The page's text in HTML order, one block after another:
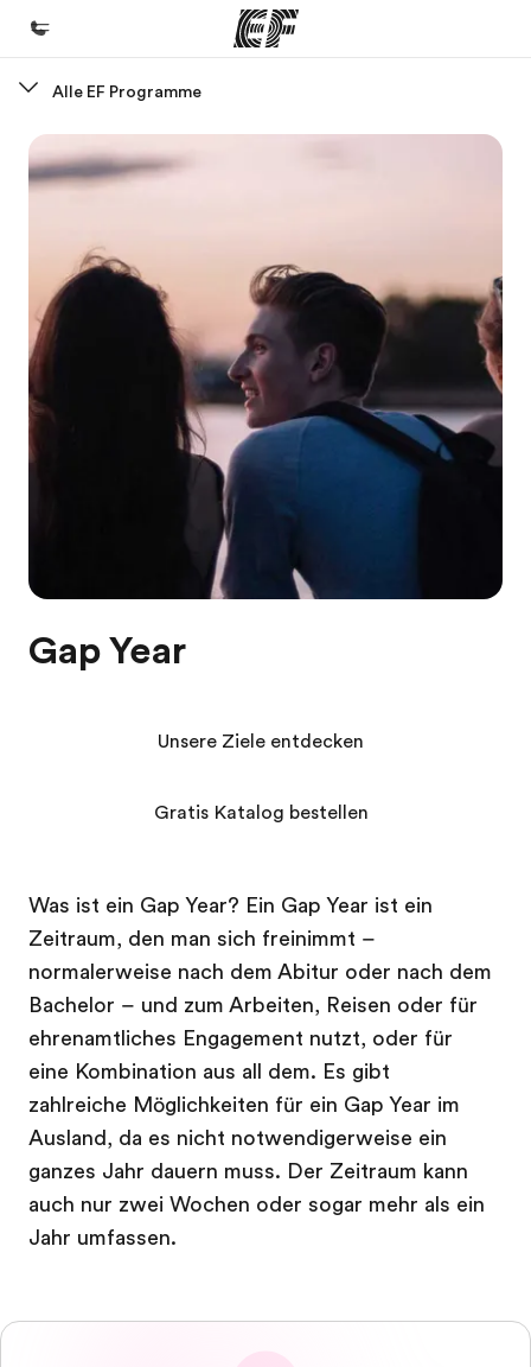
Willkommen bei EF
Programme
Büros
Büros in der Nähe
Über uns
Wer wir sind
Karriere
Alle EF Programme
Gap Year
Was ist ein Gap Year? Ein Gap Year ist ein
Zeitraum, den man sich freinimmt –
normalerweise nach dem Abitur oder nach dem
Bachelor – und zum Arbeiten, Reisen oder für
ehrenamtliches Engagement nutzt, oder für
eine Kombination aus all dem. Es gibt
zahlreiche Möglichkeiten für ein Gap Year im
Ausland, da es nicht notwendigerweise ein
ganzes Jahr dauern muss. Der Zeitraum kann
auch nur zwei Wochen oder sogar mehr als ein
Jahr umfassen.
Unsere Ziele entdecken
Gratis Katalog bestellen